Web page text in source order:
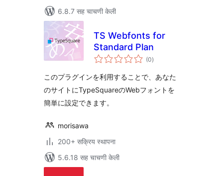
6.8.7 सह चाचणी केली
TS Webfonts for
Standard Plan
(0एकूण
मूल्यांकन
)
このプラグインを利用することで、あなた
のサイトにTypeSquareのWebフォントを
簡単に設定できます。
morisawa
200+ सक्रिय स्थापना
5.6.18 सह चाचणी केली